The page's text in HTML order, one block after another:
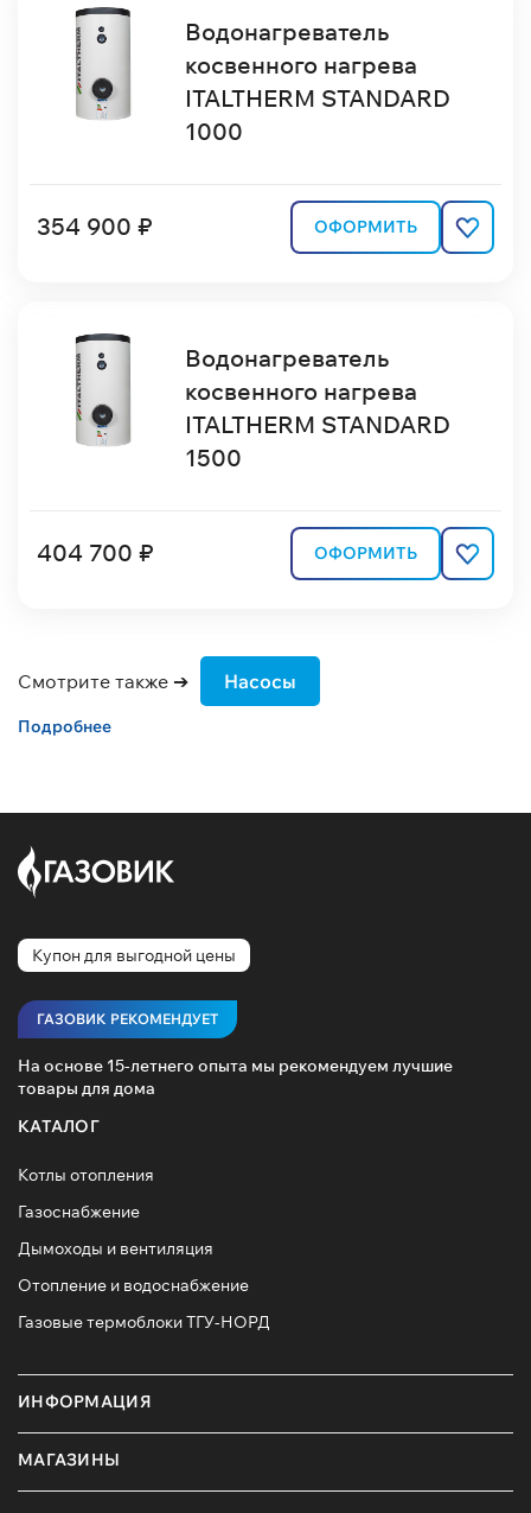
Водонагреватель
косвенного нагрева
ITALTHERM STANDARD
1000
354 900 ₽ ОФОРМИТЬ
Водонагреватель
косвенного нагрева
ITALTHERM STANDARD
1500
404 700 ₽ ОФОРМИТЬ
Смотрите также ➔ Насосы
Подробнее
Купон для выгодной цены
ГАЗОВИК РЕКОМЕНДУЕТ
На основе 15-летнего опыта мы рекомендуем лучшие
товары для дома
КАТАЛОГ
Котлы отопления
Газоснабжение
Дымоходы и вентиляция
Отопление и водоснабжение
Газовые термоблоки ТГУ-НОРД
ИНФОРМАЦИЯ
МАГАЗИНЫ